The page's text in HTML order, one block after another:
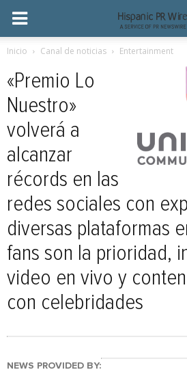
Inicio Canal de noticias Entertainment
«Premio Lo
Nuestro»
volverá a
alcanzar
récords en las
redes sociales con
diversas plataformas
fans son la prioridad,
video en vivo y
con celebridades
NEWS PROVIDED BY: